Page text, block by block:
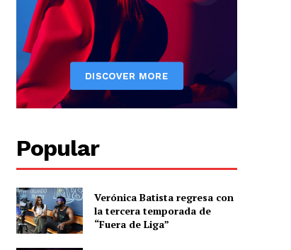
Popular
Verónica Batista regresa con
la tercera temporada de
“Fuera de Liga”